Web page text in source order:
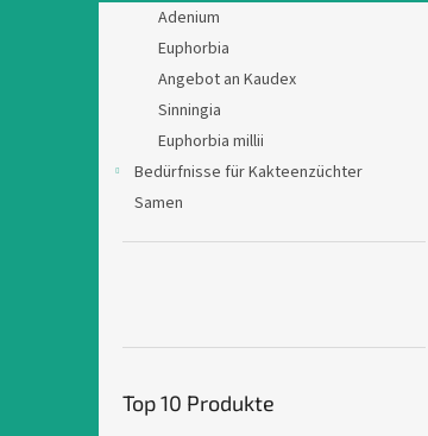
Adenium
Euphorbia
Angebot an Kaudex
Sinningia
Euphorbia millii
Bedürfnisse für Kakteenzüchter
Samen
Top 10 Produkte